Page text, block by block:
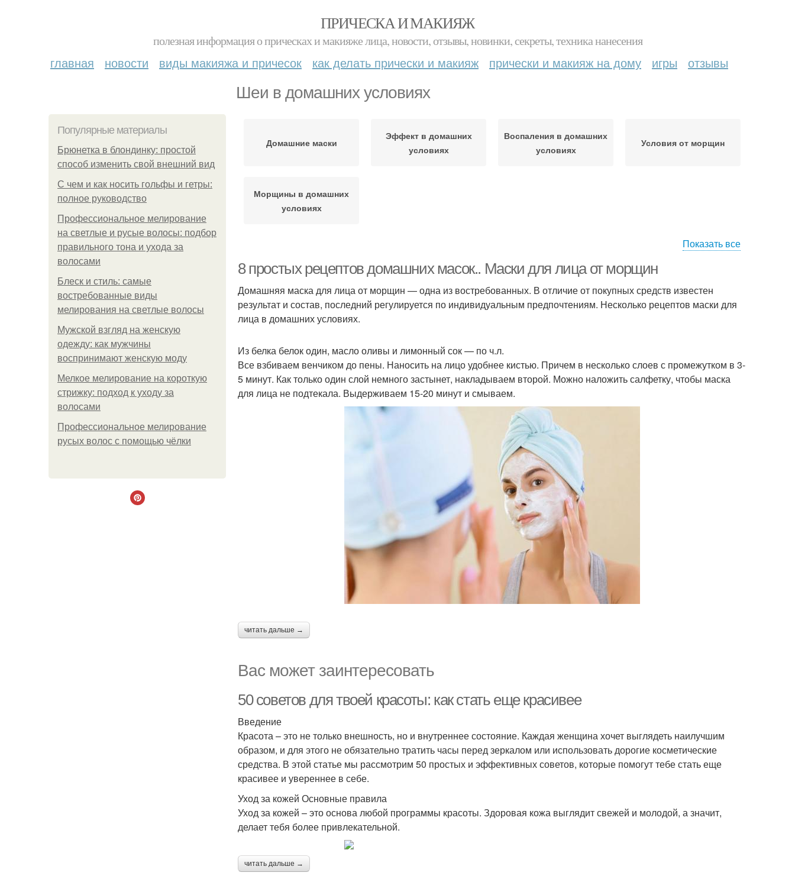
ПРИЧЕСКА И МАКИЯЖ
полезная информация о прическах и макияже лица, новости, отзывы, новинки, секреты, техника нанесения
главная новости виды макияжа и причесок как делать прически и макияж прически и макияж на дому игры отзывы
Шеи в домашних условиях
Популярные материалы
Брюнетка в блондинку: простой
способ изменить свой внешний вид
С чем и как носить гольфы и гетры:
полное руководство
Профессиональное мелирование
на светлые и русые волосы: подбор
правильного тона и ухода за
волосами
Блеск и стиль: самые
востребованные виды
мелирования на светлые волосы
Мужской взгляд на женскую
одежду: как мужчины
воспринимают женскую моду
Мелкое мелирование на короткую
стрижку: подход к уходу за
волосами
Профессиональное мелирование
русых волос с помощью чёлки
Домашние маски
Эффект в домашних
условиях
Воспаления в домашних
условиях
Условия от морщин
Морщины в домашних
условиях
Показать все
8 простых рецептов домашних масок.. Маски для лица от морщин
Домашняя маска для лица от морщин — одна из востребованных. В отличие от покупных средств известен
результат и состав, последний регулируется по индивидуальным предпочтениям. Несколько рецептов маски для
лица в домашних условиях.
Из белка белок один, масло оливы и лимонный сок — по ч.л.
Все взбиваем венчиком до пены. Наносить на лицо удобнее кистью. Причем в несколько слоев с промежутком в 3-
5 минут. Как только один слой немного застынет, накладываем второй. Можно наложить салфетку, чтобы маска
для лица не подтекала. Выдерживаем 15-20 минут и смываем.
читать дальше →
Вас может заинтересовать
50 советов для твоей красоты: как стать еще красивее
Введение
Красота – это не только внешность, но и внутреннее состояние. Каждая женщина хочет выглядеть наилучшим
образом, и для этого не обязательно тратить часы перед зеркалом или использовать дорогие косметические
средства. В этой статье мы рассмотрим 50 простых и эффективных советов, которые помогут тебе стать еще
красивее и увереннее в себе.
Уход за кожей Основные правила
Уход за кожей – это основа любой программы красоты. Здоровая кожа выглядит свежей и молодой, а значит,
делает тебя более привлекательной.
читать дальше →